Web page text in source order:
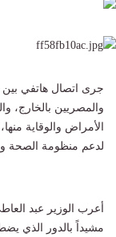
جرى اتصال هاتفي بين
والمصريين بالخارج،
الأمراض والوقاية
لدعم منظومة الصحة
أعرب الوزير عبد
مشيداً بالدور الذي